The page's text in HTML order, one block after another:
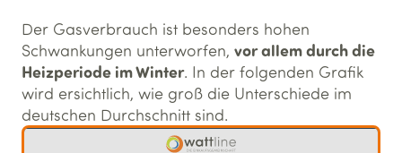
Der Gasverbrauch ist besonders hohen
Schwankungen unterworfen, vor allem durch die
Heizperiode im Winter. In der folgenden Grafik
wird ersichtlich, wie groß die Unterschiede im
deutschen Durchschnitt sind.